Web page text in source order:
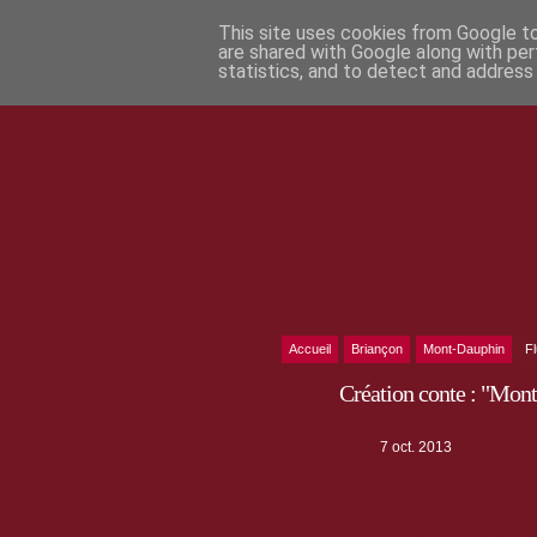
Accueil Briançon Mont-Dauphin
Création conte :
7 oct. 2013
This site uses cookies from Google
are shared with Google along with
statistics, and to detect and address